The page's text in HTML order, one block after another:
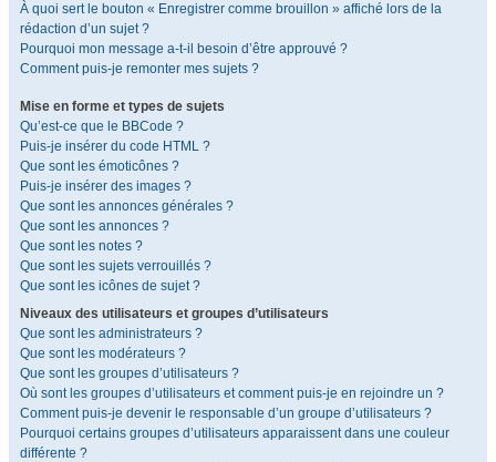
À quoi sert le bouton « Enregistrer comme brouillon » affiché lors de la
rédaction d’un sujet ?
Pourquoi mon message a-t-il besoin d’être approuvé ?
Comment puis-je remonter mes sujets ?
Mise en forme et types de sujets
Qu’est-ce que le BBCode ?
Puis-je insérer du code HTML ?
Que sont les émoticônes ?
Puis-je insérer des images ?
Que sont les annonces générales ?
Que sont les annonces ?
Que sont les notes ?
Que sont les sujets verrouillés ?
Que sont les icônes de sujet ?
Niveaux des utilisateurs et groupes d’utilisateurs
Que sont les administrateurs ?
Que sont les modérateurs ?
Que sont les groupes d’utilisateurs ?
Où sont les groupes d’utilisateurs et comment puis-je en rejoindre un ?
Comment puis-je devenir le responsable d’un groupe d’utilisateurs ?
Pourquoi certains groupes d’utilisateurs apparaissent dans une couleur
différente ?